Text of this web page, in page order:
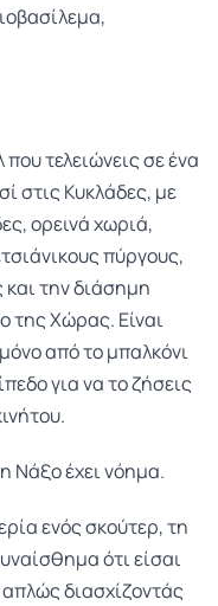
τελειώνεις σε ένα
στις Κυκλάδες, με
ορεινά χωριά,
πύργους,
την διάσημη
της Χώρας. Είναι
από το μπαλκόνι
για να το ζήσεις
Νάξο έχει νόημα.
ενός σκούτερ, τη
ότι είσαι
διασχίζοντάς